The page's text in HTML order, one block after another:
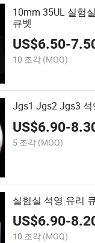
10mm 35UL 실험
큐벳
US$6.50-
10 조각 (MOQ)
Jgs1 Jgs2 Jgs3 석
US$6.90-
5 조각 (MOQ)
실험실 석영 유리
US$6.90-
10 조각 (MOQ)